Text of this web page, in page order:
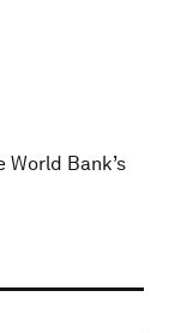
Bank’s